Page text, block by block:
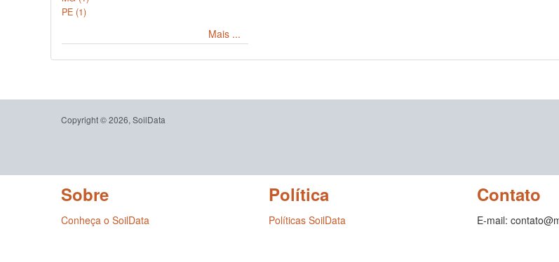
PE (1)
Mais ...
Copyright © 2026, SoilData
Sobre
Conheça o SoilData
Política
Políticas SoilData
Contato
E-mail: